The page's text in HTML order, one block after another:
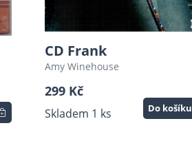
CD Frank
Amy Winehouse
299 Kč
Skladem 1 ks Do košíku